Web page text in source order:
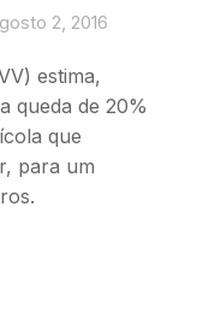
2, 2016
estima,
queda de 20%
que
para um